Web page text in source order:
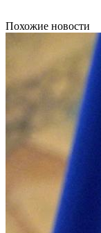
Похожие новости